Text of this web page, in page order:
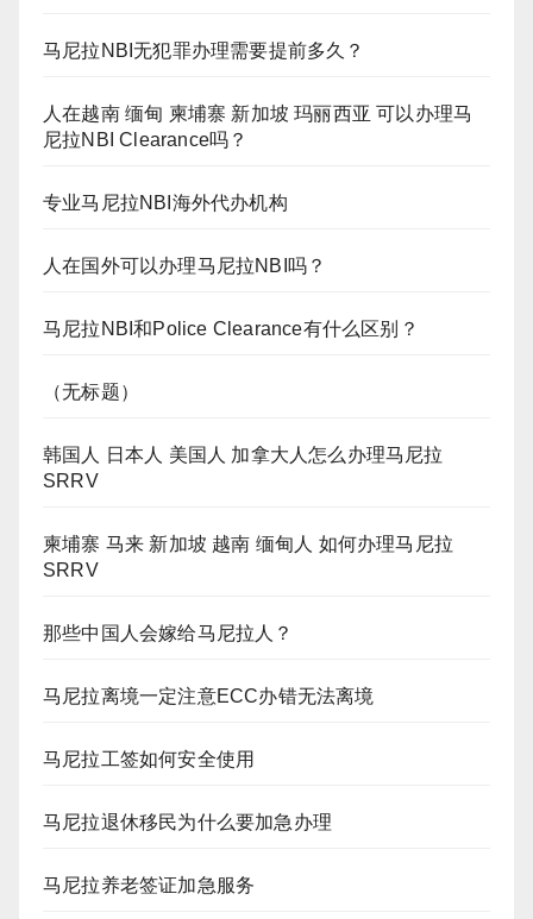
马尼拉NBI无犯罪办理需要提前多久？
人在越南 缅甸 柬埔寨 新加坡 玛丽西亚 可以办理马
尼拉NBI Clearance吗？
专业马尼拉NBI海外代办机构
人在国外可以办理马尼拉NBI吗？
马尼拉NBI和Police Clearance有什么区别？
（无标题）
韩国人 日本人 美国人 加拿大人怎么办理马尼拉
SRRV
柬埔寨 马来 新加坡 越南 缅甸人 如何办理马尼拉
SRRV
那些中国人会嫁给马尼拉人？
马尼拉离境一定注意ECC办错无法离境
马尼拉工签如何安全使用
马尼拉退休移民为什么要加急办理
马尼拉养老签证加急服务